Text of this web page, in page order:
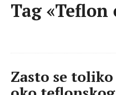
Tag
Zasto se